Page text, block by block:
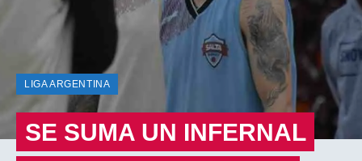
LIGA ARGENTINA
SE SUMA UN INFERNAL